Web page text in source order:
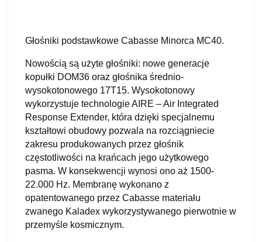
Głośniki podstawkowe Cabasse Minorca MC40.
Nowością są użyte głośniki: nowe generacje
kopułki DOM36 oraz głośnika średnio-
wysokotonowego 17T15. Wysokotonowy
wykorzystuje technologie AIRE – Air Integrated
Response Extender, która dzięki specjalnemu
kształtowi obudowy pozwala na rozciągniecie
zakresu produkowanych przez głośnik
częstotliwości na krańcach jego użytkowego
pasma. W konsekwencji wynosi ono aż 1500-
22.000 Hz. Membranę wykonano z
opatentowanego przez Cabasse materiału
zwanego Kaladex wykorzystywanego pierwotnie w
przemyśle kosmicznym.